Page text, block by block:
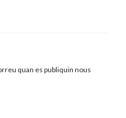
quan es publiquin nous